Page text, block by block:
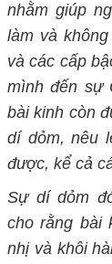
nhằm giúp
làm và
và các cấp
mình đến sự
bài kinh còn
dí dỏm, nêu
được, kể cả
Sự dídỏm
cho rằng bài
nhị và khôi